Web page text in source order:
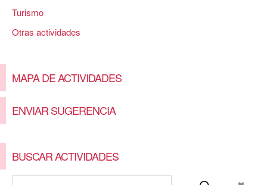
Turismo
Otras actividades
MAPA DE ACTIVIDADES
ENVIAR SUGERENCIA
BUSCAR ACTIVIDADES